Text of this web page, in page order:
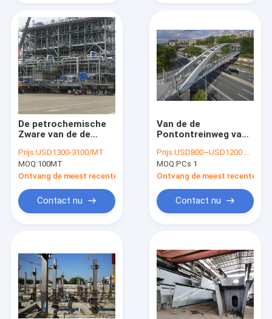
Huis
Producten
De petrochemische
Zware van de de
Staal Structurele
Vervaardiging
Pijpleiding van het
Prijs:USD1300-3100/MT
MOQ:100MT
Ontvang de meest recente Prijs
Contact nu
Van de de
Pontontreinweg van
Voetviaduct de
Rivieropenbaar
vervoer
Prijs:USD800~USD1200 per ton
MOQ:PCs 1
Ontvang de meest recente
Contact nu